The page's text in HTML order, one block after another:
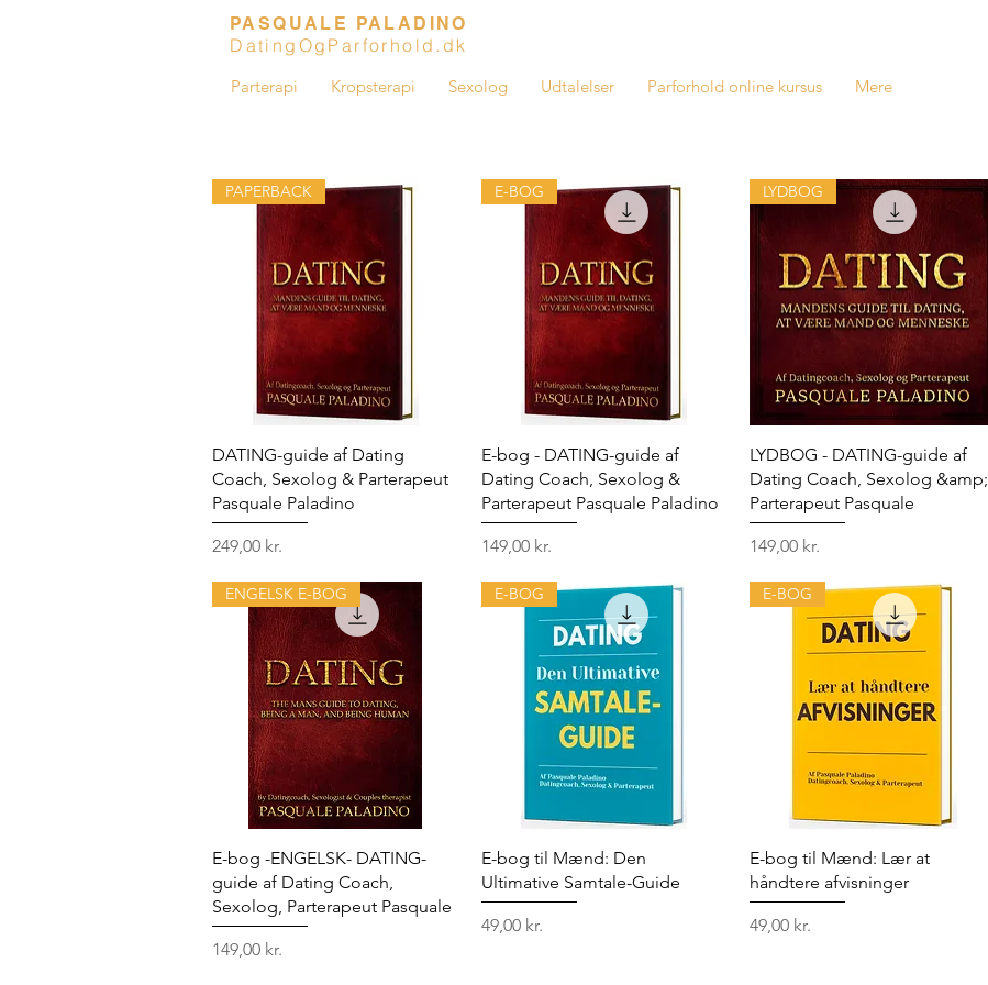
PASQUALE PALADINO
DatingOgParforhold.dk
Parterapi Kropsterapi Sexolog Udtalelser Parforhold online kursus Mere
Hurtigvisning
PAPERBACK
DATING-guide af Dating
Coach, Sexolog & Parterapeut
Pasquale Paladino
Pris
249,00 kr.
Hurtigvisning
E-BOG
E-bog - DATING-guide af
Dating Coach, Sexolog &
Parterapeut Pasquale Paladino
Pris
149,00 kr.
Hurtigvisning
LYDBOG
LYDBOG - DATING-guide af
Dating Coach, Sexolog &amp;
Parterapeut Pasquale
Pris
149,00 kr.
Hurtigvisning
ENGELSK E-BOG
E-bog -ENGELSK- DATING-
guide af Dating Coach,
Sexolog, Parterapeut Pasquale
Pris
149,00 kr.
Hurtigvisning
E-BOG
E-bog til Mænd: Den
Ultimative Samtale-Guide
Pris
49,00 kr.
Hurtigvisning
E-BOG
E-bog til Mænd: Lær at
håndtere afvisninger
Pris
49,00 kr.